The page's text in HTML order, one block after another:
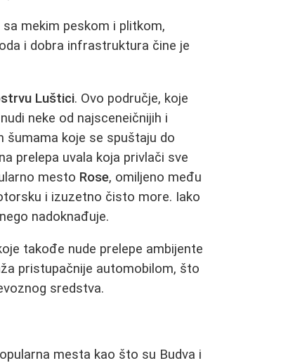
mekim peskom i plitkom,
i dobra infrastruktura čine je
Luštici. Ovo područje, koje
neke od najsceneičnijih i
šumama koje se spuštaju do
prelepa uvala koja privlači sve
mesto Rose, omiljeno među
i izuzetno čisto more. Iako
nadoknađuje.
takođe nude prelepe ambijente
pristupačnije automobilom, što
sredstva.
mesta kao što su Budva i